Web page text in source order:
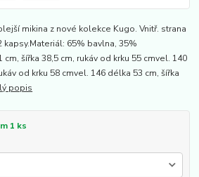
mikina z nové kolekce Kugo. Vnitř. strana
65% bavlna, 35%
šířka 38,5 cm, rukáv od krku 55 cmvel. 140
od krku 58 cmvel. 146 délka 53 cm, šířka
popis
1 ks